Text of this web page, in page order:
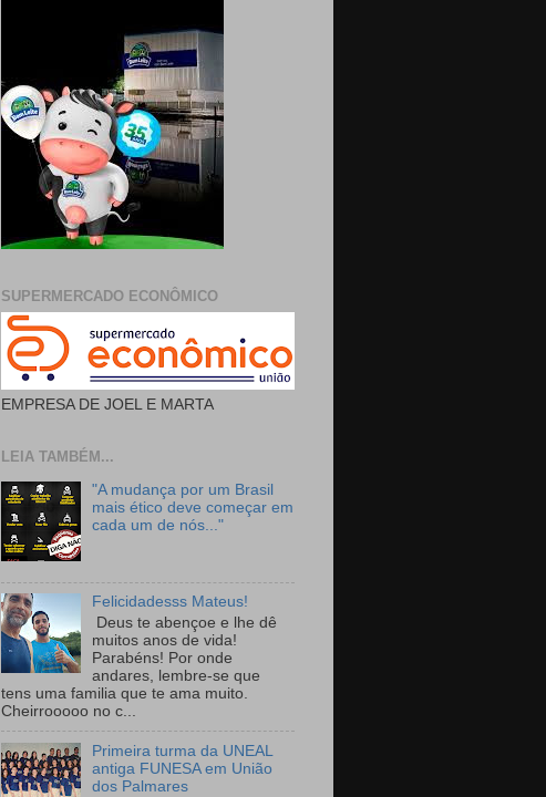
SUPERMERCADO ECONÔMICO
EMPRESA DE JOEL E MARTA
LEIA TAMBÉM...
"A mudança por um Brasil
mais ético deve começar em
cada um de nós..."
Felicidadesss Mateus!
Deus te abençoe e lhe dê
muitos anos de vida!
Parabéns! Por onde
andares, lembre-se que
tens uma familia que te ama muito.
Cheirrooooo no c...
Primeira turma da UNEAL
antiga FUNESA em União
dos Palmares